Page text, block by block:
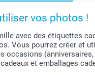
vos photos !
avec des étiquettes
Vous pourrez créer et
occasions
et emballages